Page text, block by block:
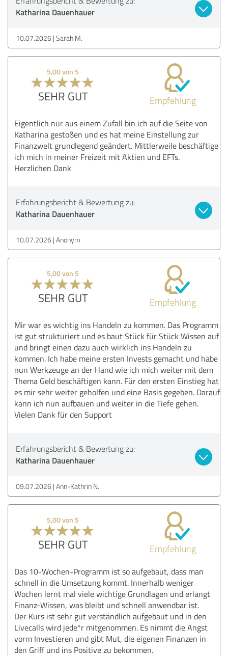
Katharina Dauenhauer
10.07.2026 Sarah M.
5,00 von 5
SEHR GUT Empfehlung
Eigentlich nur aus einem Zufall bin ich auf die Seite von
Katharina gestoßen und es hat meine Einstellung zur
Finanzwelt grundlegend geändert. Mittlerweile beschäftige
ich mich in meiner Freizeit mit Aktien und EFTs.
Herzlichen Dank
Erfahrungsbericht & Bewertung zu:
Katharina Dauenhauer
10.07.2026 Anonym
5,00 von 5
SEHR GUT Empfehlung
Mir war es wichtig ins Handeln zu kommen. Das Programm
ist gut strukturiert und es baut Stück für Stück Wissen auf
und bringt einen dazu auch wirklich ins Handeln zu
kommen. Ich habe meine ersten Invests gemacht und habe
nun Werkzeuge an der Hand wie ich mich weiter mit dem
Thema Geld beschäftigen kann. Für den ersten Einstieg hat
es mir sehr weiter geholfen und eine Basis gegeben. Darauf
kann ich nun aufbauen und weiter in die Tiefe gehen.
Vielen Dank für den Support
Erfahrungsbericht & Bewertung zu:
Katharina Dauenhauer
09.07.2026 Ann-Kathrin N.
5,00 von 5
SEHR GUT Empfehlung
Das 10-Wochen-Programm ist so aufgebaut, dass man
schnell in die Umsetzung kommt. Innerhalb weniger
Wochen lernt mal viele wichtige Grundlagen und erlangt
Finanz-Wissen, was bleibt und schnell anwendbar ist.
Der Kurs ist sehr gut verständlich aufgebaut und in den
Livecalls wird jede*r mitgenommen. Es nimmt die Angst
vorm Investieren und gibt Mut, die eigenen Finanzen in
den Griff und ins Positive zu bekommen.